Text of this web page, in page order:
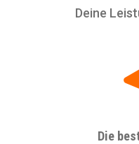
Deine
Die